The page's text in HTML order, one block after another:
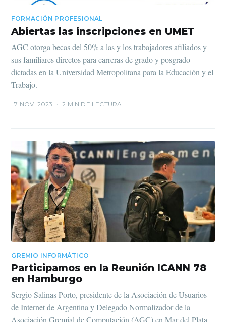
FORMACIÓN PROFESIONAL
Abiertas las inscripciones en UMET
AGC otorga becas del 50% a las y los trabajadores afiliados y
sus familiares directos para carreras de grado y posgrado
dictadas en la Universidad Metropolitana para la Educación y el
Trabajo.
7 NOV. 2023 • 2 MIN DE LECTURA
GREMIO INFORMÁTICO
Participamos en la Reunión ICANN 78
en Hamburgo
Sergio Salinas Porto, presidente de la Asociación de Usuarios
de Internet de Argentina y Delegado Normalizador de la
Asociación Gremial de Computación (AGC) en Mar del Plata,